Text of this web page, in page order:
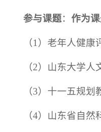
参与课题：作为
（1）老年人健
（2）山东大学
（3）十一五规
（4）山东省自